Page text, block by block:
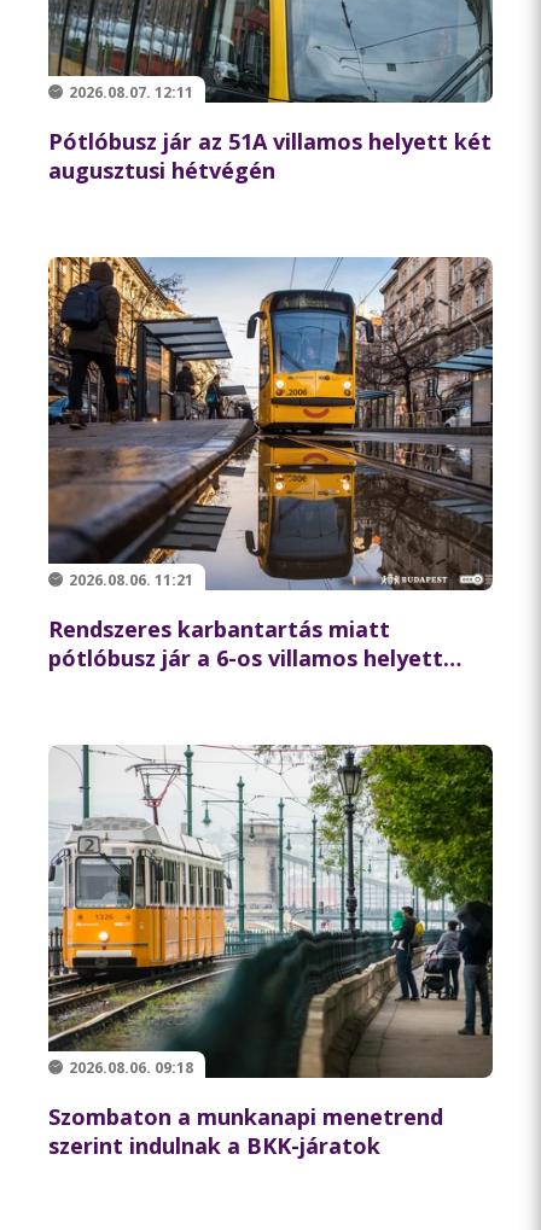
2026.08.07. 12:11
Pótlóbusz jár az 51A villamos helyett két
augusztusi hétvégén
2026.08.06. 11:21
Rendszeres karbantartás miatt
pótlóbusz jár a 6-os villamos helyett
2026.08.06. 09:18
Szombaton a munkanapi menetrend
szerint indulnak a BKK-járatok